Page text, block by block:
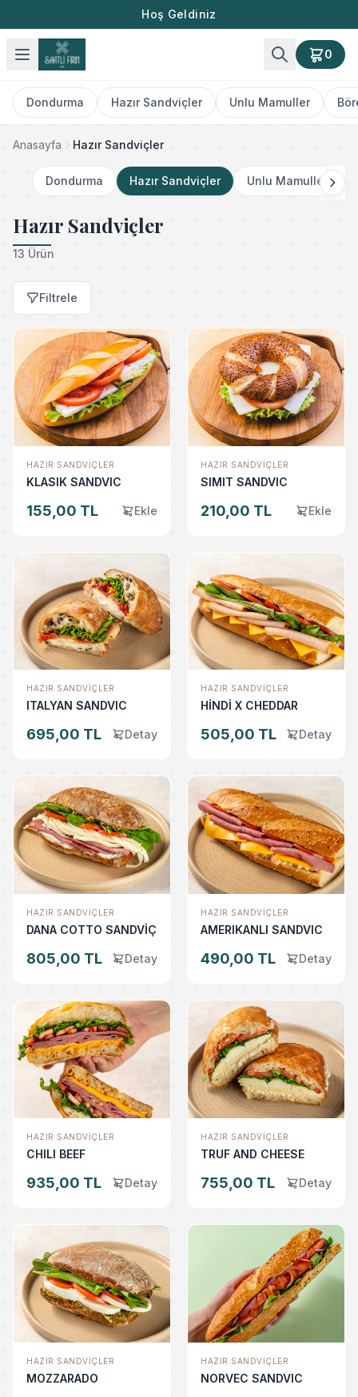
Hoş Geldiniz
0
Dondurma Hazır Sandviçler Unlu Mamuller
Anasayfa Hazır Sandviçler
Dondurma Hazır Sandviçler Unlu Mamuller
Hazır Sandviçler
13 Ürün
Filtrele
HAZIR SANDVIÇLER
KLASIK SANDVIC
155,00 TL Ekle
HAZIR SANDVIÇLER
SIMIT SANDVIC
210,00 TL Ekle
HAZIR SANDVIÇLER
ITALYAN SANDVIC
695,00 TL Detay
HAZIR SANDVIÇLER
HİNDİ X CHEDDAR
505,00 TL Detay
HAZIR SANDVIÇLER
DANA COTTO SANDVİÇ
805,00 TL Detay
HAZIR SANDVIÇLER
AMERIKANLI SANDVIC
490,00 TL Detay
HAZIR SANDVIÇLER
CHILI BEEF
935,00 TL Detay
HAZIR SANDVIÇLER
TRUF AND CHEESE
755,00 TL Detay
HAZIR SANDVIÇLER
MOZZARADO
HAZIR SANDVIÇLER
NORVEC SANDVIC